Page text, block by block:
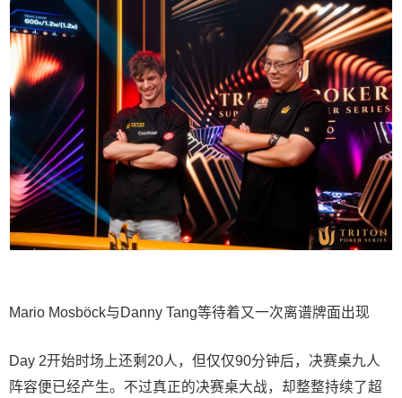
Mario Mosböck与Danny Tang等待着又一次离谱牌面出现
Day 2开始时场上还剩20人，但仅仅90分钟后，决赛桌九人
阵容便已经产生。不过真正的决赛桌大战，却整整持续了超